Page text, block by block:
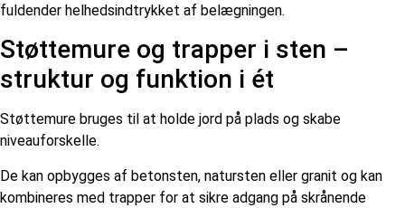
fuldender helhedsindtrykket af belægningen.
Støttemure og trapper i sten –
struktur og funktion i ét
Støttemure bruges til at holde jord på plads og skabe
niveauforskelle.
De kan opbygges af betonsten, natursten eller granit og kan
kombineres med trapper for at sikre adgang på skrånende